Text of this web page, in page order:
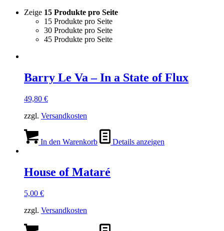
Zeige 15 Produkte pro Seite
15 Produkte pro Seite
30 Produkte pro Seite
45 Produkte pro Seite
Barry Le Va – In a State of Flux
49,80 €
zzgl. Versandkosten
In den Warenkorb Details anzeigen
House of Mataré
5,00 €
zzgl. Versandkosten